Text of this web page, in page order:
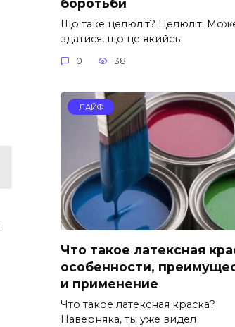
боротьби
Що таке целюліт? Целюліт.
здатися, що це якийсь
0 38
ЛАЙФ
Что такое латексная
особенности,
и применение
Что такое латексная краска?
Наверняка, ты уже видел